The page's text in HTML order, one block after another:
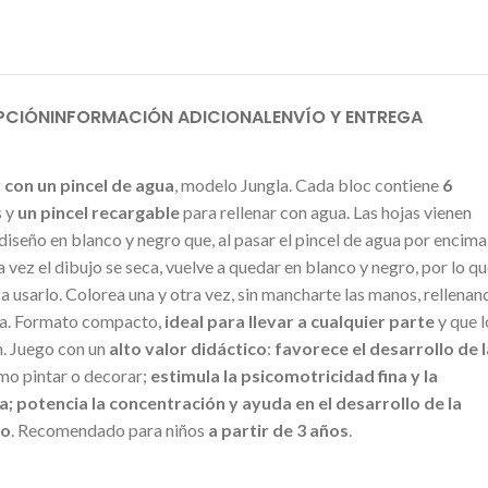
INFORMACIÓN ADICIONALENVÍO Y ENTREGA
un pincel de agua, modelo Jungla. Cada bloc contiene 6
y un pincel recargablepara rellenar con agua. Las hojas vienen
en blanco y negro que, al pasar el pincel de agua por
vez el dibujo se seca, vuelve a quedar en blanco y negro, por lo
usarlo. Colorea una y otra vez, sin mancharte las manos,
Formato compacto, ideal para llevar a cualquier partey que
Juego con un alto valor didáctico: favorece el desarrollo de
pintar o decorar; estimula la psicomotricidad fina y la
potencia la concentración y ayuda en el desarrollo de la
. Recomendado para niños a partir de 3 años.